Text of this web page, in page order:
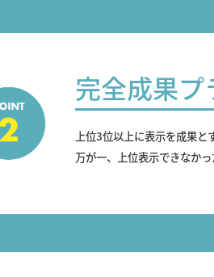
完全成果
上位3位以上に表示を成果と
万が一、上位表示できなか